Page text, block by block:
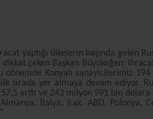
yaptığı ülkelerin başında gelen
çeken Başkan Büyükeğen,
Konyalı sanayicilerimiz
sırada yer almaya devam ediyor.
arttı ve 243 milyon 991 bin dolara
İtalya, Irak, ABD, Polonya,